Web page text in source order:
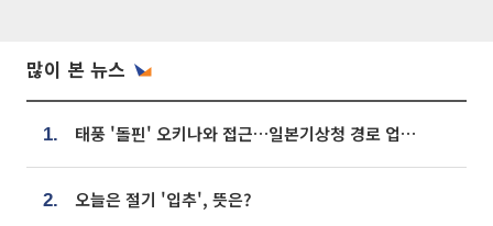
많이 본 뉴스
1. 태풍 '돌핀' 오키나와 접근…일본기상청 경로 업데이트
2. 오늘은 절기 '입추', 뜻은?